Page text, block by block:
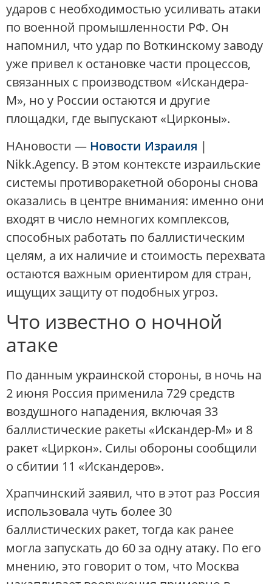
ударов с необходимостью усиливать атаки
по военной промышленности РФ. Он
напомнил, что удар по Воткинскому заводу
уже привел к остановке части процессов,
связанных с производством «Искандера-
М», но у России остаются и другие
площадки, где выпускают «Цирконы».
НАновости — Новости Израиля |
Nikk.Agency. В этом контексте израильские
системы противоракетной обороны снова
оказались в центре внимания: именно они
входят в число немногих комплексов,
способных работать по баллистическим
целям, а их наличие и стоимость перехвата
остаются важным ориентиром для стран,
ищущих защиту от подобных угроз.
Что известно о ночной
атаке
По данным украинской стороны, в ночь на
2 июня Россия применила 729 средств
воздушного нападения, включая 33
баллистические ракеты «Искандер-М» и 8
ракет «Циркон». Силы обороны сообщили
о сбитии 11 «Искандеров».
Храпчинский заявил, что в этот раз Россия
использовала чуть более 30
баллистических ракет, тогда как ранее
могла запускать до 60 за одну атаку. По его
мнению, это говорит о том, что Москва